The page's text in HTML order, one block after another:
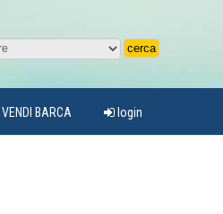
VENDI BARCA login